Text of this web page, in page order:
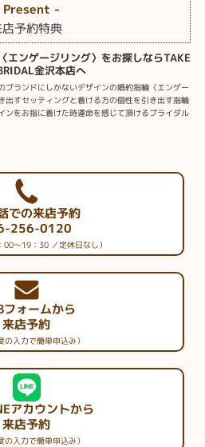
Present -
予約特典
エンゲージリング〉をお探しならTAKE
金沢本店へ
ブランドにしかないデザインの婚約指輪〈エンゲー
出すセッティングと着ける方の個性を引き出す指輪
ンをお指に着けた時運命を感じて頂けるブライダル
での来店予約
256-0120
00～19：30 ／定休日なし）
フォームから
来店予約
の入力で簡単申込み）
アカウントから
来店予約
の入力で簡単申込み）